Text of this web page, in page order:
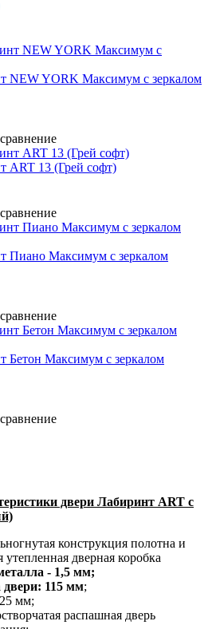
NEW YORK Максимум с зеркалом
ART 13 (Грей софт)
Пиано Максимум с зеркалом
Бетон Максимум с зеркалом
двери Лабиринт ART с
конструкция полотна и
утепленная дверная коробка
- 1,5 мм;
115 мм;
мм;
распашная дверь